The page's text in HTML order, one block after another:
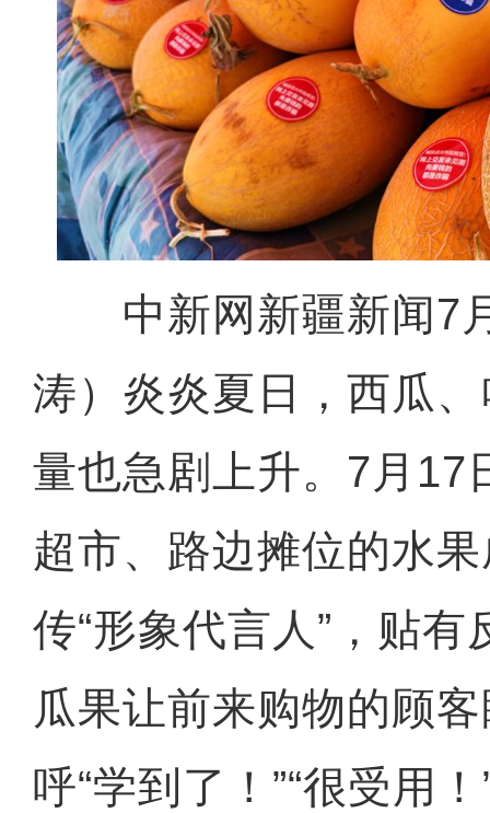
中新网新疆新闻7
涛）炎炎夏日，西瓜
量也急剧上升。7月17
超市、路边摊位的水
传“形象代言人”，贴
瓜果让前来购物的顾
呼“学到了！”“很受用